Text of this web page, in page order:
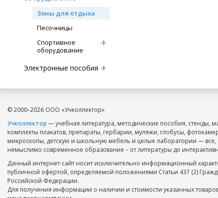
Зоны для отдыха
Песочницы
Спортивное
оборудование
Электронные пособия
© 2000–2026 ООО «Учколлектор»
Учколлектор — учебная литература, методические пособия, стенды,
комплекты плакатов, препараты, гербарии, муляжи, глобусы,
микроскопы, детскую и школьную мебель и целые лаборатории — все,
немыслимо современное образование – от литературы до
Данный интернет-сайт носит исключительно информационный
публичной офертой, определяемой положениями Статьи 437 (2)
Российской Федерации.
Для получения информации о наличии и стоимости указанных